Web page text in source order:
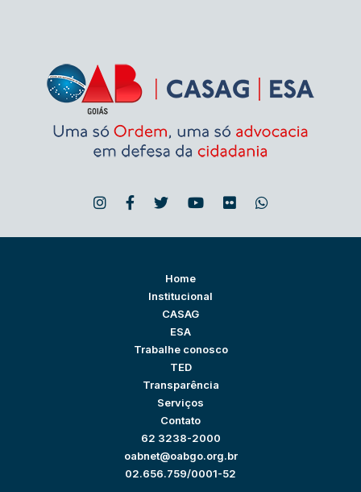
Home
Institucional
CASAG
ESA
Trabalhe conosco
TED
Transparência
Serviços
Contato
62 3238-2000
oabnet@oabgo.org.br
02.656.759/0001-52